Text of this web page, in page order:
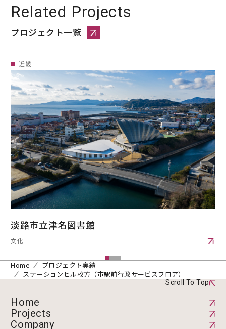
Related Projects
プロジェクト一覧
プロジェクト一覧へページ遷移します。
近畿
淡路市立津名図書館
文化
Home
プロジェクト実績
ステーションヒル枚方（市駅前行政サービスフロア）
Scroll To Top
Home
Projects
Company